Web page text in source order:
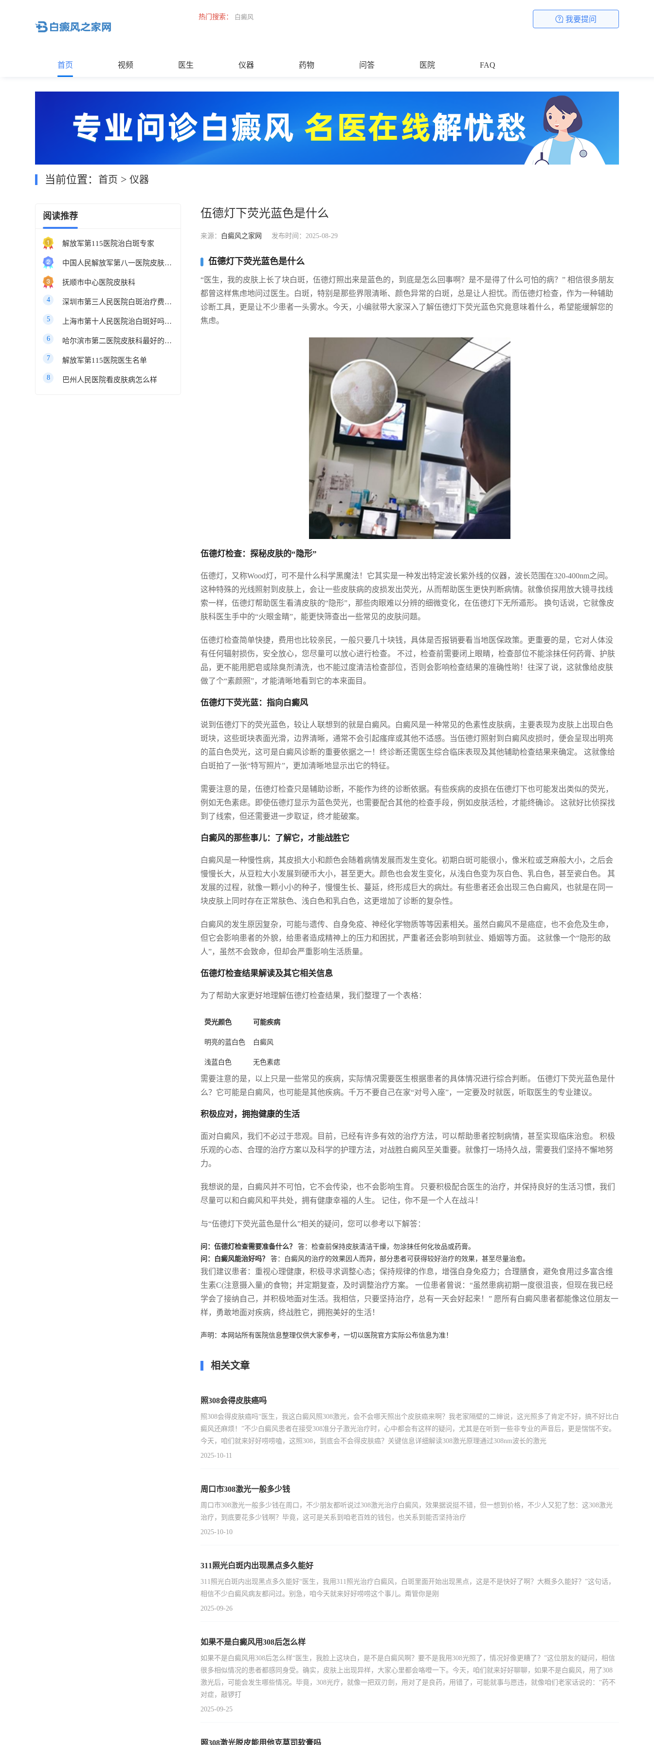
热门搜索： 白癜风 我要提问
首页 视频 医生 仪器 药物 问答 医院 FAQ
当前位置： 首页 > 仪器
阅读推荐
解放军第115医院治白斑专家
中国人民解放军第八一医院皮肤科最好的医生
抚顺市中心医院皮肤科
4 深圳市第三人民医院白斑治疗费用多少
5 上海市第十人民医院治白斑好吗知乎
6 哈尔滨市第二医院皮肤科最好的医生
7 解放军第115医院医生名单
8 巴州人民医院看皮肤病怎么样
伍德灯下荧光蓝色是什么
来源： 白癜风之家网 发布时间：2025-08-29
伍德灯下荧光蓝色是什么
“医生，我的皮肤上长了块白斑，伍德灯照出来是蓝色的，到底是怎么回事啊？是不是得了什么可怕的病？” 相信很多朋友
都曾这样焦虑地问过医生。白斑，特别是那些界限清晰、颜色异常的白斑，总是让人担忧。而伍德灯检查，作为一种辅助
诊断工具，更是让不少患者一头雾水。今天，小编就带大家深入了解伍德灯下荧光蓝色究竟意味着什么，希望能缓解您的
焦虑。
伍德灯检查：探秘皮肤的“隐形”
伍德灯，又称Wood灯，可不是什么科学黑魔法！它其实是一种发出特定波长紫外线的仪器，波长范围在320-400nm之间。
这种特殊的光线照射到皮肤上，会让一些皮肤病的皮损发出荧光，从而帮助医生更快判断病情。就像侦探用放大镜寻找线
索一样，伍德灯帮助医生看清皮肤的“隐形”，那些肉眼难以分辨的细微变化，在伍德灯下无所遁形。 换句话说，它就像皮
肤科医生手中的“火眼金睛”，能更快筛查出一些常见的皮肤问题。
伍德灯检查简单快捷，费用也比较亲民，一般只要几十块钱，具体是否报销要看当地医保政策。更重要的是，它对人体没
有任何辐射损伤，安全放心，您尽量可以放心进行检查。 不过，检查前需要闭上眼睛，检查部位不能涂抹任何药膏、护肤
品，更不能用肥皂或除臭剂清洗，也不能过度清洁检查部位，否则会影响检查结果的准确性哟！往深了说，这就像给皮肤
做了个“素颜照”，才能清晰地看到它的本来面目。
伍德灯下荧光蓝：指向白癜风
说到伍德灯下的荧光蓝色，较让人联想到的就是白癜风。白癜风是一种常见的色素性皮肤病，主要表现为皮肤上出现白色
斑块，这些斑块表面光滑，边界清晰，通常不会引起瘙痒或其他不适感。当伍德灯照射到白癜风皮损时，便会呈现出明亮
的蓝白色荧光，这可是白癜风诊断的重要依据之一！终诊断还需医生综合临床表现及其他辅助检查结果来确定。 这就像给
白斑拍了一张“特写照片”，更加清晰地显示出它的特征。
需要注意的是，伍德灯检查只是辅助诊断，不能作为终的诊断依据。有些疾病的皮损在伍德灯下也可能发出类似的荧光，
例如无色素痣。即使伍德灯显示为蓝色荧光，也需要配合其他的检查手段，例如皮肤活检，才能终确诊。 这就好比侦探找
到了线索，但还需要进一步取证，终才能破案。
白癜风的那些事儿：了解它，才能战胜它
白癜风是一种慢性病，其皮损大小和颜色会随着病情发展而发生变化。初期白斑可能很小，像米粒或芝麻般大小，之后会
慢慢长大，从豆粒大小发展到硬币大小，甚至更大。颜色也会发生变化，从浅白色变为灰白色、乳白色，甚至瓷白色。 其
发展的过程，就像一颗小小的种子，慢慢生长、蔓延，终形成巨大的病灶。有些患者还会出现三色白癜风，也就是在同一
块皮肤上同时存在正常肤色、浅白色和乳白色，这更增加了诊断的复杂性。
白癜风的发生原因复杂，可能与遗传、自身免疫、神经化学物质等等因素相关。虽然白癜风不是癌症，也不会危及生命，
但它会影响患者的外貌，给患者造成精神上的压力和困扰，严重者还会影响到就业、婚姻等方面。 这就像一个“隐形的敌
人”，虽然不会致命，但却会严重影响生活质量。
伍德灯检查结果解读及其它相关信息
为了帮助大家更好地理解伍德灯检查结果，我们整理了一个表格：
荧光颜色 可能疾病
明亮的蓝白色 白癜风
浅蓝白色 无色素痣
需要注意的是，以上只是一些常见的疾病，实际情况需要医生根据患者的具体情况进行综合判断。 伍德灯下荧光蓝色是什
么？它可能是白癜风，也可能是其他疾病。千万不要自己在家“对号入座”，一定要及时就医，听取医生的专业建议。
积极应对，拥抱健康的生活
面对白癜风，我们不必过于悲观。目前，已经有许多有效的治疗方法，可以帮助患者控制病情，甚至实现临床治愈。 积极
乐观的心态、合理的治疗方案以及科学的护理方法，对战胜白癜风至关重要。就像打一场持久战，需要我们坚持不懈地努
力。
我想说的是，白癜风并不可怕，它不会传染，也不会影响生育。 只要积极配合医生的治疗，并保持良好的生活习惯，我们
尽量可以和白癜风和平共处，拥有健康幸福的人生。 记住，你不是一个人在战斗！
与“伍德灯下荧光蓝色是什么”相关的疑问，您可以参考以下解答：
问：伍德灯检查需要准备什么？
答：检查前保持皮肤清洁干燥，勿涂抹任何化妆品或药膏。
问：白癜风能治好吗？
答：白癜风的治疗的效果因人而异，部分患者可获得较好治疗的效果，甚至尽量治愈。
我们建议患者：重视心理健康，积极寻求调整心态；保持规律的作息，增强自身免疫力；合理膳食，避免食用过多富含维
生素C(注意摄入量)的食物；并定期复查，及时调整治疗方案。 一位患者曾说：“虽然患病初期一度很沮丧，但现在我已经
学会了接纳自己，并积极地面对生活。我相信，只要坚持治疗，总有一天会好起来！” 愿所有白癜风患者都能像这位朋友一
样，勇敢地面对疾病，终战胜它，拥抱美好的生活！
声明：本网站所有医院信息整理仅供大家参考，一切以医院官方实际公布信息为准！
相关文章
照308会得皮肤癌吗
照308会得皮肤癌吗“医生，我这白癜风照308激光，会不会哪天照出个皮肤癌来啊？我老家隔壁的二婶说，这光照多了肯定不好，搞不好比白
癜风还麻烦！”不少白癜风患者在接受308准分子激光治疗时，心中都会有这样的疑问，尤其是在听到一些非专业的声音后，更是惴惴不安。
今天，咱们就来好好唠唠嗑，这照308，到底会不会得皮肤癌？关键信息详细解读308激光原理通过308nm波长的激光
2025-10-11
周口市308激光一般多少钱
周口市308激光一般多少钱在周口，不少朋友都听说过308激光治疗白癜风，效果据说挺不错，但一想到价格，不少人又犯了愁：这308激光
治疗，到底要花多少钱啊？毕竟，这可是关系到咱老百姓的钱包，也关系到能否坚持治疗
2025-10-10
311照光白斑内出现黑点多久能好
311照光白斑内出现黑点多久能好“医生，我用311照光治疗白癜风，白斑里面开始出现黑点，这是不是快好了啊？大概多久能好？”这句话，
相信不少白癜风病友都问过。别急，咱今天就来好好唠唠这个事儿。甭管你是刚
2025-09-26
如果不是白癜风用308后怎么样
如果不是白癜风用308后怎么样“医生，我脸上这块白，是不是白癜风啊？要不是我用308光照了，情况好像更糟了？”这位朋友的疑问，相信
很多相似情况的患者都感同身受。确实，皮肤上出现异样，大家心里都会咯噔一下。今天，咱们就来好好聊聊，如果不是白癜风，用了308
激光后，可能会发生哪些情况。毕竟，308光疗，就像一把双刃劍，用对了是良药，用错了，可能就事与愿违，就像咱们老家话说的：“药不
对症，敲锣打
2025-09-25
照308激光脱皮能用他克莫司软膏吗